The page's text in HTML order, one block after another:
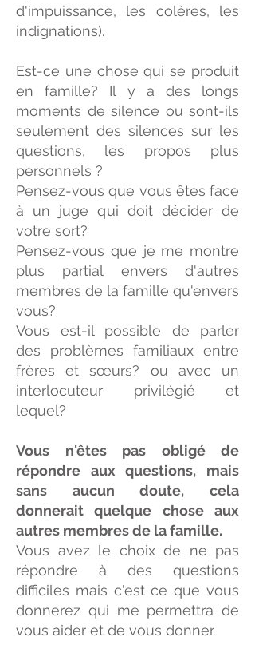
d'impuissance, les colères, les
indignations).
Est-ce une chose qui se produit
en famille? Il y a des longs
moments de silence ou sont-ils
seulement des silences sur les
questions, les propos plus
personnels ?
Pensez-vous que vous êtes face
à un juge qui doit décider de
votre sort?
Pensez-vous que je me montre
plus partial envers d'autres
membres de la famille qu'envers
vous?
Vous est-il possible de parler
des problèmes familiaux entre
frères et sœurs? ou avec un
interlocuteur privilégié et
lequel?
Vous n'êtes pas obligé de
répondre aux questions, mais
sans aucun doute, cela
donnerait quelque chose aux
autres membres de la famille.
Vous avez le choix de ne pas
répondre à des questions
difficiles mais c'est ce que vous
donnerez qui me permettra de
vous aider et de vous donner.